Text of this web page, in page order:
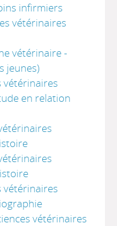
infirmiers
vétérinaires
vétérinaire -
jeunes)
vétérinaires
en relation
vétérinaires
vétérinaires